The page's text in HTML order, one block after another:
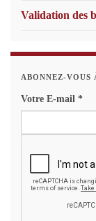
Validation des
ABONNEZ-VOUS
Votre E-mail *